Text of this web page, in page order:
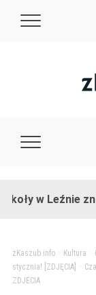
w Leźnie
zKaszub.info> Kultura
stycznia! [ZDJĘCIA]
ZDJECIA